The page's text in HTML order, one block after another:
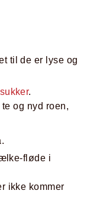
til de er lyse og
.
og nyd roen,
fløde i
ikke kommer